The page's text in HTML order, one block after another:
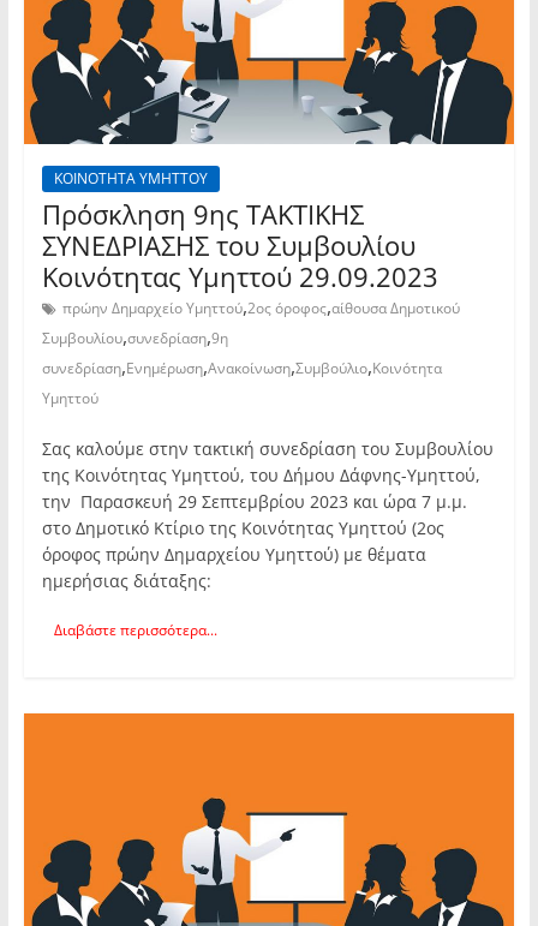
ΚΟΙΝΟΤΗΤΑ ΥΜΗΤΤΟΥ
Πρόσκληση 9ης TAKTIKHΣ
ΣΥΝΕΔΡΙΑΣΗΣ του Συμβουλίου
Κοινότητας Υμηττού 29.09.2023
πρώην Δημαρχείο Υμηττού,2ος όροφος,αίθουσα Δημοτικού
Συμβουλίου,συνεδρίαση,9η
συνεδρίαση,Ενημέρωση,Ανακοίνωση,Συμβούλιο,Κοινότητα
Υμηττού
Σας καλούμε στην τακτική συνεδρίαση του Συμβουλίου
της Κοινότητας Υμηττού, του Δήμου Δάφνης-Υμηττού,
την Παρασκευή 29 Σεπτεμβρίου 2023 και ώρα 7 μ.μ.
στο Δημοτικό Κτίριο της Κοινότητας Υμηττού (2ος
όροφος πρώην Δημαρχείου Υμηττού) με θέματα
ημερήσιας διάταξης:
Διαβάστε περισσότερα...